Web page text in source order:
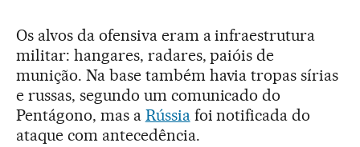
Os alvos da ofensiva eram a infraestrutura
militar: hangares, radares, paióis de
munição. Na base também havia tropas sírias
e russas, segundo um comunicado do
Pentágono, mas a Rússiafoi notificada do
ataque com antecedência.